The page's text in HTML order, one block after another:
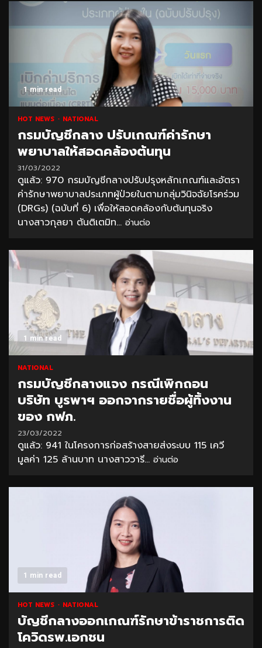
1 min read
HOT NEWS NATIONAL
กรมบัญชีกลาง ปรับเกณฑ์ค่ารักษา
พยาบาลให้สอดคล้องต้นทุน
31/03/2022
ดูแล้ว: 970 กรมบัญชีกลางปรับปรุงหลักเกณฑ์และอัตรา
ค่ารักษาพยาบาลประเภทผู้ป่วยในตามกลุ่มวินิจฉัยโรคร่วม
(DRGs) (ฉบับที่ 6) เพื่อให้สอดคล้องกับต้นทุนจริง
นางสาวกุลยา ตันติเตมิท... อ่านต่อ
1 min read
NATIONAL
กรมบัญชีกลางแจง กรณีเพิกถอน
บริษัท บูรพาฯ ออกจากรายชื่อผู้ทิ้งงาน
ของ กฟภ.
23/03/2022
ดูแล้ว: 941 ในโครงการก่อสร้างสายส่งระบบ 115 เควี
มูลค่า 125 ล้านบาท นางสาววารี... อ่านต่อ
1 min read
HOT NEWS NATIONAL
บัญชีกลางออกเกณฑ์รักษาข้าราชการติด
โควิดรพ.เอกชน